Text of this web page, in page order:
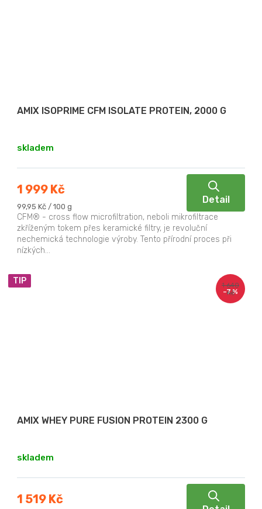
AMIX ISOPRIME CFM ISOLATE PROTEIN, 2000 G
skladem
1 999 Kč
Měrná
cena:
99,95 Kč / 100 g
Detail
CFM® - cross flow microfiltration, neboli mikrofiltrace
zkříženým tokem přes keramické filtry, je revoluční
nechemická technologie výroby. Tento přírodní proces při
nízkých...
TIP
1 640
Kč
–7 %
AMIX WHEY PURE FUSION PROTEIN 2300 G
skladem
1 519 Kč